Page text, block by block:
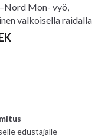
Nord Mon- vyö,
valkoisella raidalla
edustajalle